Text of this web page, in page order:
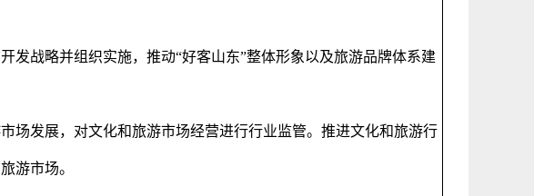
发战略并组织实施，推动“好客山东”整体形象以及旅游品牌体系建
场发展，对文化和旅游市场经营进行行业监管。推进文化和旅游行
游市场。